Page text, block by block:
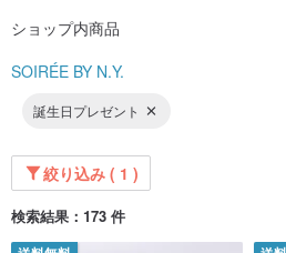
を取り入れながら、一つひとつ丁寧に仕上げ
ジュエリーアートを生み出しています。
繊細な手仕事と細部へのこだわり。すべての
産体制を確立し、すべての製品において優
ています。
ショップ内商品
SOIRÉE BY N.Y.
誕生日プレゼント
絞り込み ( 1 )
検索結果：173 件